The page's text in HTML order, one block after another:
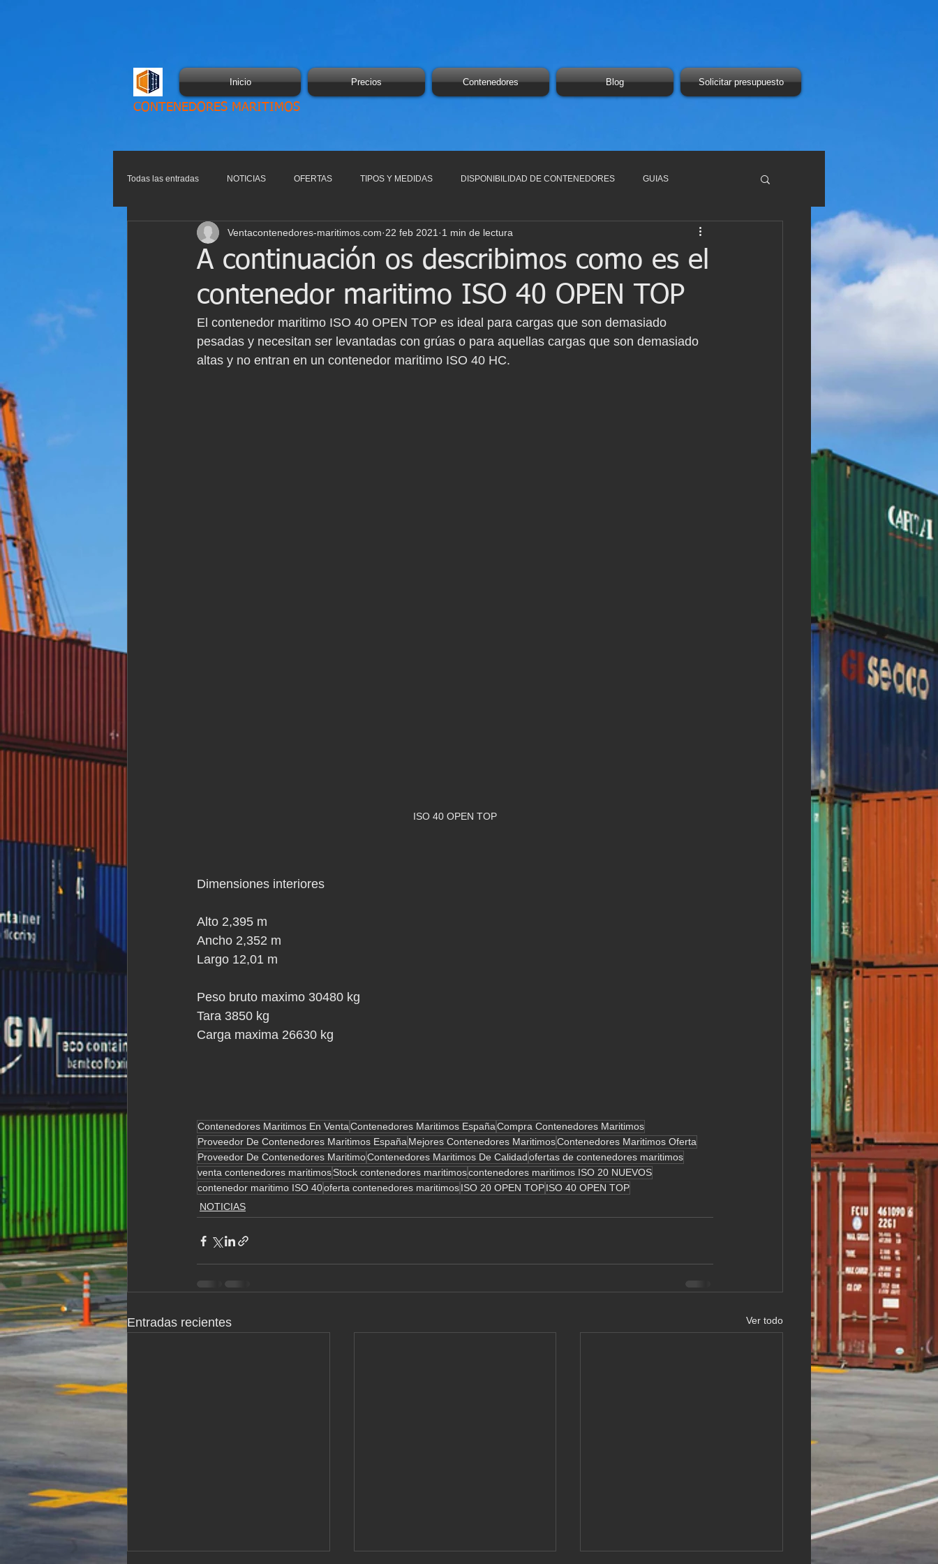
Inicio Precios Contenedores Blog Solicitar presupuesto
CONTENEDORES MARITIMOS
Todas las entradas NOTICIAS OFERTAS TIPOS Y MEDIDAS DISPONIBILIDAD DE CONTENEDORES GUIAS
A continuación os describimos como es el
contenedor maritimo ISO 40 OPEN TOP
Ventacontenedores-maritimos.com 22 feb 2021 1 min de lectura
El contenedor maritimo ISO 40 OPEN TOP es ideal para cargas que son demasiado
pesadas y necesitan ser levantadas con grúas o para aquellas cargas que son demasiado
altas y no entran en un contenedor maritimo ISO 40 HC.
ISO 40 OPEN TOP
Dimensiones interiores
Alto 2,395 m
Ancho 2,352 m
Largo 12,01 m
Peso bruto maximo 30480 kg
Tara 3850 kg
Carga maxima 26630 kg
Contenedores Maritimos En VentaContenedores Maritimos EspañaCompra Contenedores Maritimos
Proveedor De Contenedores Maritimos EspañaMejores Contenedores MaritimosContenedores Maritimos Oferta
Proveedor De Contenedores MaritimoContenedores Maritimos De Calidadofertas de contenedores maritimos
venta contenedores maritimosStock contenedores maritimoscontenedores maritimos ISO 20 NUEVOS
contenedor maritimo ISO 40oferta contenedores maritimosISO 20 OPEN TOPISO 40 OPEN TOP
NOTICIAS
Entradas recientes Ver todo